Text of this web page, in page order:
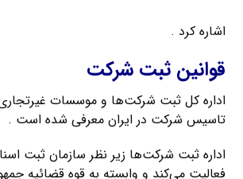
اشاره کرد .
قوانین ثبت شرکت
اداره کل ثبت شرکت‌ها و موسسات
تاسیس شرکت در ایران معرفی شده است .
اداره ثبت شرکت‌ها زیر نظر سازمان ثبت
فعالیت می‌کند و وابسته به قوه قضائیه